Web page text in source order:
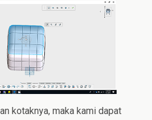
kotaknya, maka kami dapat